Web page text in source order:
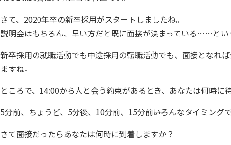
さて、2020年卒の新卒採用がスタートしましたね。
説明会はもちろん、早い方だと既に面接が決まっている……とい
新卒採用の就職活動でも中途採用の転職活動でも、面接となれ
ますね。
ところで、14:00から人と会う約束があるとき、あなたは何時に
5分前、ちょうど、5分後、10分前、15分前――いろんなタイミング
さて――面接だったらあなたは何時に到着しますか？